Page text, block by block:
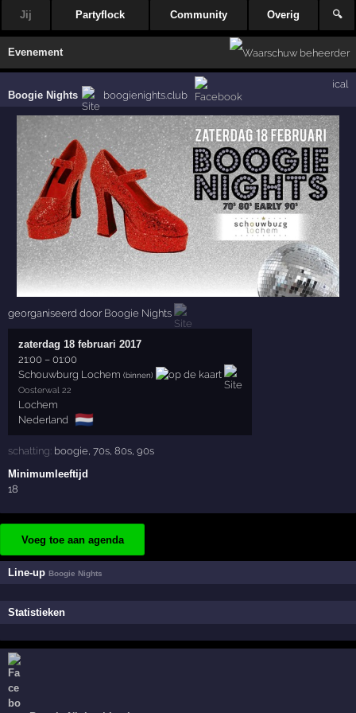
Jij Partyflock Community Overig 🔍
Evenement
Boogie Nights boogienights.club
ical
georganiseerd door Boogie Nights
zaterdag 18 februari 2017
21:00 –01:00
Schouwburg Lochem (binnen)
Oosterwal 22
Lochem
Nederland
🇳🇱
schatting: boogie,70s,80s,90s
Minimumleeftijd
18
Voeg toe aan agenda
Line-upBoogie Nights
Statistieken